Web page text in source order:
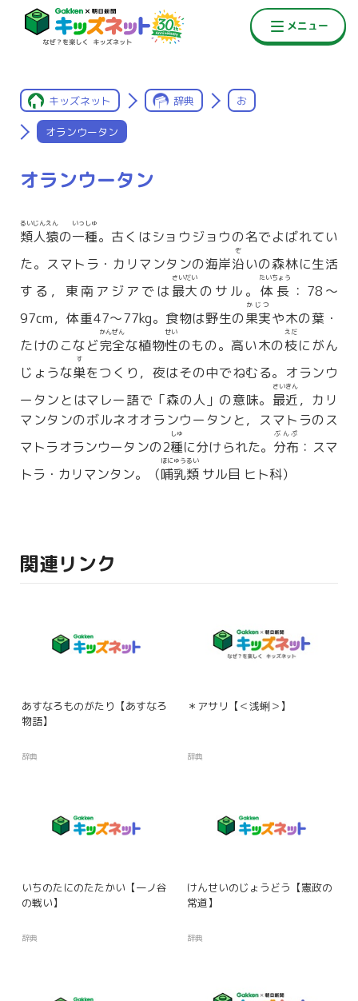
キッズネット 辞典 お
オランウータン
オランウータン
類人猿
るいじんえん
の一種
いっしゅ
。古くはショウジョウの名でよばれてい
た。スマトラ・カリマンタンの海岸沿
ぞ
いの森林に生活
する，東南アジアでは最大
さいだい
のサル。 体長
たいちょう
：78〜
97cm，体重47〜77kg。食物は野生の果実
かじつ
や木の葉・
たけのこなど完全
かんぜん
な植物性
せい
のもの。高い木の枝
えだ
にがん
じょうな巣
す
をつくり，夜はその中でねむる。オランウ
ータンとはマレー語で「森の人」の意味。 最近
さいきん
，カリ
マンタンのボルネオオランウータンと，スマトラのス
マトラオランウータンの2種
しゅ
に分けられた。 分布
ぶんぷ
：スマ
トラ・カリマンタン。（哺乳類
ほにゅうるい
サル目 ヒト科）
関連リンク
あすなろものがたり【あすなろ
物語】
辞典
＊アサリ【＜浅蜊＞】
辞典
いちのたにのたたかい【一ノ谷
の戦い】
辞典
けんせいのじょうどう【憲政の
常道】
辞典